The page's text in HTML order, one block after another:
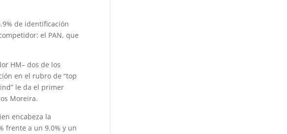
de identificación
el PAN, que
HM– dos de los
en el rubro de “top
le da el primer
Moreira.
encabeza la
frente a un 9.0% y un